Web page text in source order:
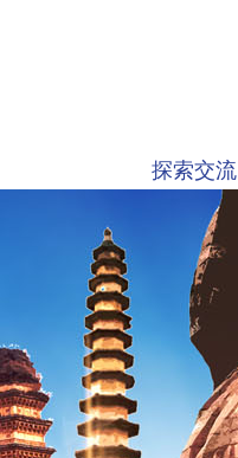
探索交流